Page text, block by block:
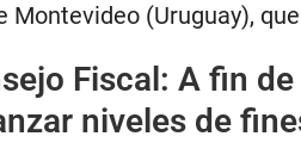
Montevideo (Uruguay),
Fiscal: A fin
niveles de